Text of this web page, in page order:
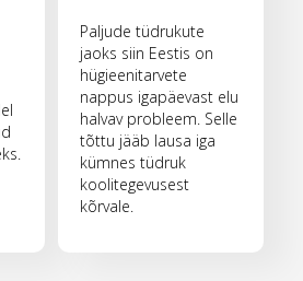
Paljude tüdrukute
jaoks siin Eestis on
hügieenitarvete
nappus igapäevast elu
halvav probleem. Selle
tõttu jääb lausa iga
kümnes tüdruk
koolitegevusest
kõrvale.